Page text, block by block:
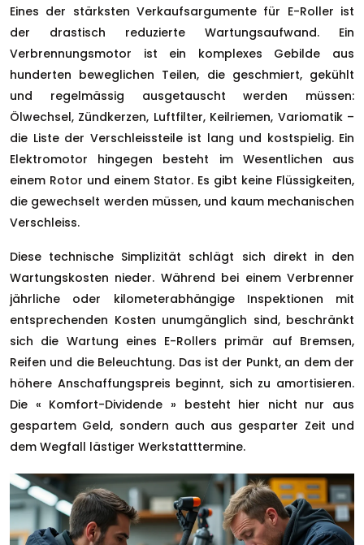
Eines der stärksten Verkaufsargumente für E-Roller ist
der drastisch reduzierte Wartungsaufwand. Ein
Verbrennungsmotor ist ein komplexes Gebilde aus
hunderten beweglichen Teilen, die geschmiert, gekühlt
und regelmässig ausgetauscht werden müssen:
Ölwechsel, Zündkerzen, Luftfilter, Keilriemen, Variomatik –
die Liste der Verschleissteile ist lang und kostspielig. Ein
Elektromotor hingegen besteht im Wesentlichen aus
einem Rotor und einem Stator. Es gibt keine Flüssigkeiten,
die gewechselt werden müssen, und kaum mechanischen
Verschleiss.
Diese technische Simplizität schlägt sich direkt in den
Wartungskosten nieder. Während bei einem Verbrenner
jährliche oder kilometerabhängige Inspektionen mit
entsprechenden Kosten unumgänglich sind, beschränkt
sich die Wartung eines E-Rollers primär auf Bremsen,
Reifen und die Beleuchtung. Das ist der Punkt, an dem der
höhere Anschaffungspreis beginnt, sich zu amortisieren.
Die « Komfort-Dividende » besteht hier nicht nur aus
gespartem Geld, sondern auch aus gesparter Zeit und
dem Wegfall lästiger Werkstatttermine.